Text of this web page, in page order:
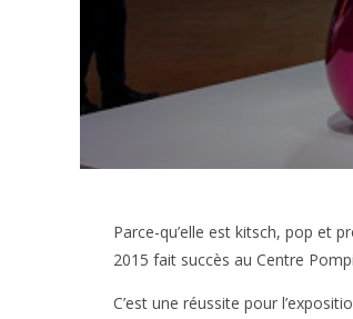
Parce-qu’elle est kitsch, pop et
2015 fait succès au Centre
C’est une réussite pour